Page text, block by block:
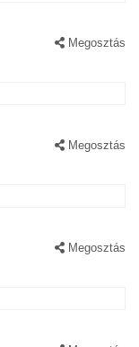
Megosztás
Megosztás
Megosztás